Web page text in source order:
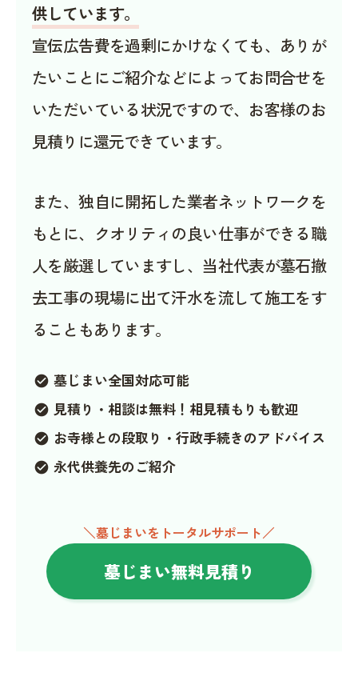
供しています。
宣伝広告費を過剰にかけなくても、ありが
たいことにご紹介などによってお問合せを
いただいている状況ですので、お客様のお
見積りに還元できています。
また、独自に開拓した業者ネットワークを
もとに、クオリティの良い仕事ができる職
人を厳選していますし、当社代表が墓石撤
去工事の現場に出て汗水を流して施工をす
ることもあります。
check_circle 墓じまい全国対応可能
check_circle 見積り・相談は無料！相見積もりも歓迎
check_circle お寺様との段取り・行政手続きのアドバイス
check_circle 永代供養先のご紹介
＼墓じまいをトータルサポート／
墓じまい無料見積り